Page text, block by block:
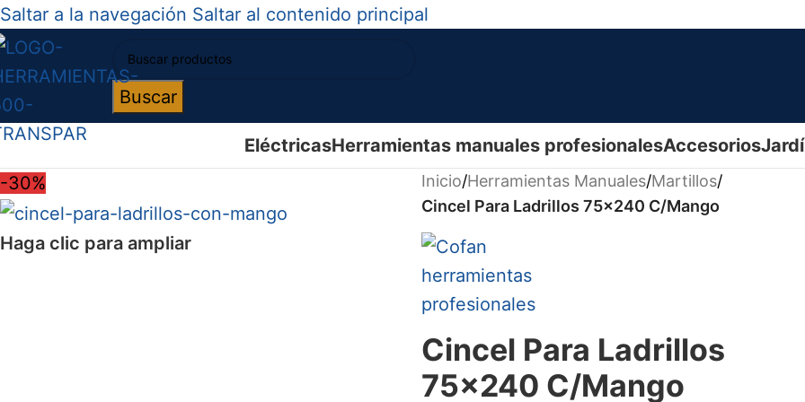
Saltar a la navegación Saltar al contenido principal
Buscar
EléctricasHerramientas manuales profesionalesAccesorios
-30%
Haga clic para ampliar
Inicio/Herramientas Manuales/Martillos/
Cincel Para Ladrillos 75x240 C/Mango
Cincel Para Ladrillos
75x240 C/Mango